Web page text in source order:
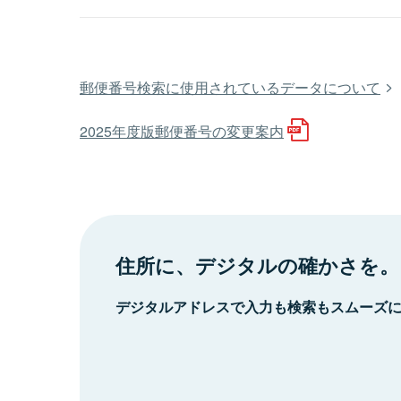
郵便番号検索に使用されているデータについて
2025年度版郵便番号の変更案内
住所に、デジタルの確かさを。
デジタルアドレスで入力も検索もスムーズ